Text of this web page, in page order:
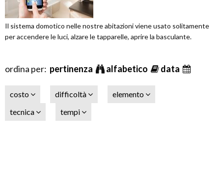
Il sistema domotico nelle nostre abitazioni viene usato solitamente
per accendere le luci, alzare le tapparelle, aprire la basculante.
ordina per: pertinenza alfabetico data
costo difficoltà
elemento
tecnica
tempi